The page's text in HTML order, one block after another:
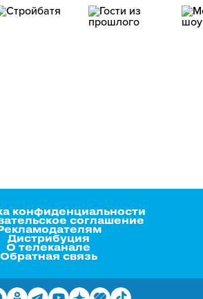
конфиденциальности
соглашение
Дистрибуция
О телеканале
Обратная связь